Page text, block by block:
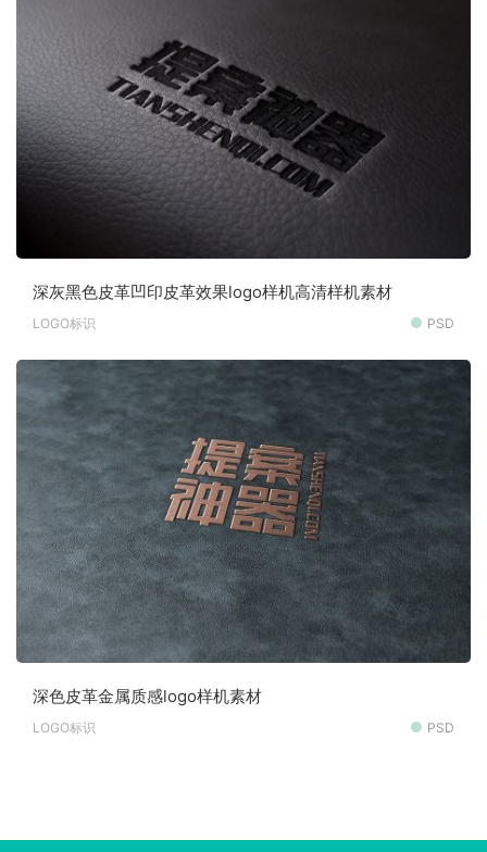
深灰黑色皮革凹印皮革效果logo样机高清样机素材
LOGO标识 PSD
深色皮革金属质感logo样机素材
LOGO标识 PSD